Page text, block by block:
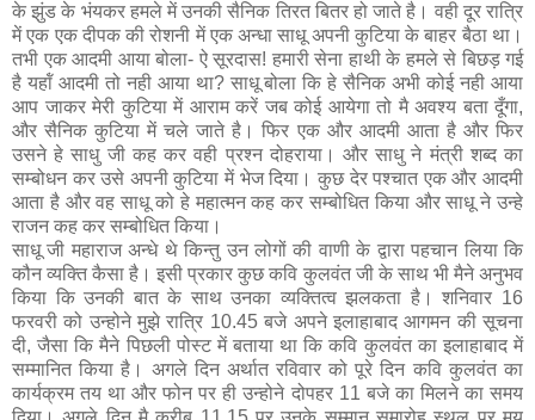
के झुंड के भंयकर हमले में उनकी सैनिक तिरत बितर हो जाते है। वही दूर रात्रि
में एक एक दीपक की रोशनी में एक अन्‍धा साधू अपनी कुटिया के बाहर बैठा था।
तभी एक आदमी आया बोला- ऐ सूरदास! हमारी सेना हाथी के हमले से बिछड़ गई
है यहॉं आदमी तो नही आया था? साधू बोला कि हे सैनिक अभी कोई नही आया
आप जाकर मेरी कुटिया में आराम करें जब कोई आयेगा तो मै अवश्‍य बता दूँगा,
और सैनिक कुटिया में चले जाते है। फिर एक और आदमी आता है और फिर
उसने हे साधु जी कह कर वही प्रश्‍न दोहराया। और साधु ने मंत्री शब्‍द का
सम्‍बोधन कर उसे अपनी कुटिया में भेज दिया। कुछ देर पश्‍चात एक और आदमी
आता है और वह साधू को हे महात्‍मन कह कर सम्‍बोधित किया और साधू ने उन्‍हे
राजन कह कर सम्‍बोधित किया।
साधू जी महाराज अन्‍धे थे किन्‍तु उन लोगों की वाणी के द्वारा पहचान लिया कि
कौन व्‍यक्ति कैसा है। इसी प्रकार कुछ कवि कुलवंत जी के साथ भी मैने अनुभव
किया कि उनकी बात के साथ उनका व्‍यक्तित्‍व झलकता है। शनिवार 16
फरवरी को उन्‍होने मुझे रात्रि 10.45 बजे अपने इलाहाबाद आगमन की सू‍चना
दी, जैसा कि मैने पिछली पोस्‍ट में बताया था कि कवि कुलवंत का इलाहाबाद में
सम्‍मानित किया है। अगले दिन अर्थात रविवार को पूरे दिन कवि कुलवंत का
कार्यक्रम तय था और फोन पर ही उन्‍होने दोपहर 11 बजे का मिलने का समय